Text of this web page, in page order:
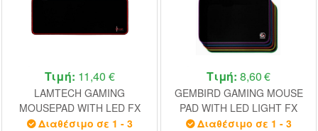
Τιμή: 11,40 €
LAMTECH GAMING
MOUSEPAD WITH LED FX
EXTRA LARGE
Διαθέσιμο σε 1 - 3
Τιμή: 8,60 €
GEMBIRD GAMING MOUSE
PAD WITH LED LIGHT FX
LARGE 250 x 350
Διαθέσιμο σε 1 - 3